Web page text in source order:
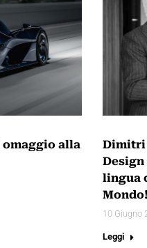
alla
Dimitri
lingua
10 Giugno
Leggi